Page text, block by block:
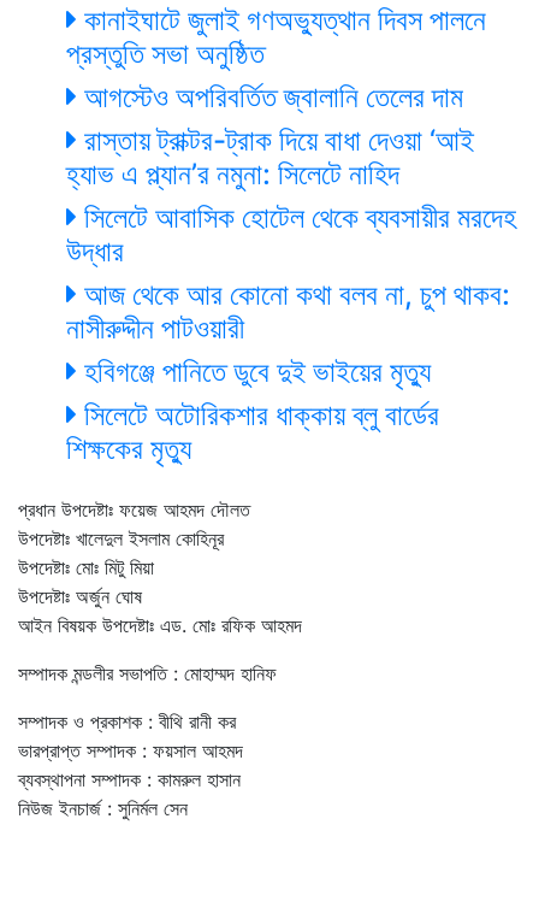
কানাইঘাটে জুলাই গণঅভ্যুত্থান দিবস পালনে
প্রস্তুতি সভা অনুষ্ঠিত
আগস্টেও অপরিবর্তিত জ্বালানি তেলের দাম
রাস্তায় ট্রাক্টর-ট্রাক দিয়ে বাধা দেওয়া ‘আই
হ্যাভ এ প্ল্যান’র নমুনা: সিলেটে নাহিদ
সিলেটে আবাসিক হোটেল থেকে ব্যবসায়ীর মরদেহ
উদ্ধার
আজ থেকে আর কোনো কথা বলব না, চুপ থাকব:
নাসীরুদ্দীন পাটওয়ারী
হবিগঞ্জে পানিতে ডুবে দুই ভাইয়ের মৃত্যু
সিলেটে অটোরিকশার ধাক্কায় ব্লু বার্ডের
শিক্ষকের মৃত্যু
প্রধান উপদেষ্টাঃ ফয়েজ আহমদ দৌলত
উপদেষ্টাঃ খালেদুল ইসলাম কোহিনূর
উপদেষ্টাঃ মোঃ মিটু মিয়া
উপদেষ্টাঃ অর্জুন ঘোষ
আইন বিষয়ক উপদেষ্টাঃ এড. মোঃ রফিক আহমদ
সম্পাদক মন্ডলীর সভাপতি : মোহাম্মদ হানিফ
সম্পাদক ও প্রকাশক : বীথি রানী কর
ভারপ্রাপ্ত সম্পাদক : ফয়সাল আহমদ
ব্যবস্থাপনা সম্পাদক : কামরুল হাসান
নিউজ ইনচার্জ : সুনির্মল সেন